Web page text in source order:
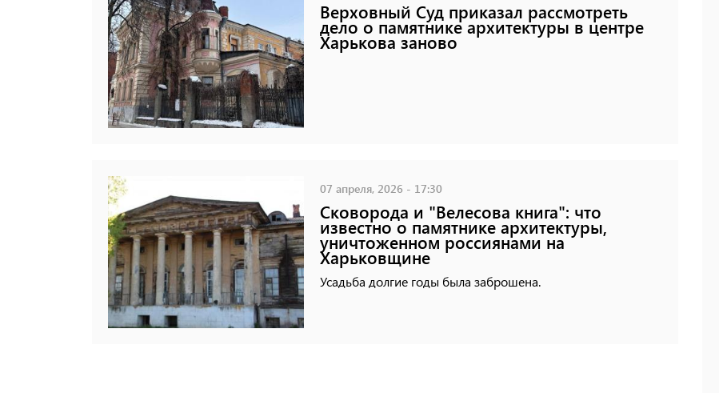
Верховный Суд приказал рассмотреть
дело о памятнике архитектуры в центре
Харькова заново
07 апреля, 2026 - 17:30
Сковорода и "Велесова книга": что
известно о памятнике архитектуры,
уничтоженном россиянами на
Харьковщине
Усадьба долгие годы была заброшена.